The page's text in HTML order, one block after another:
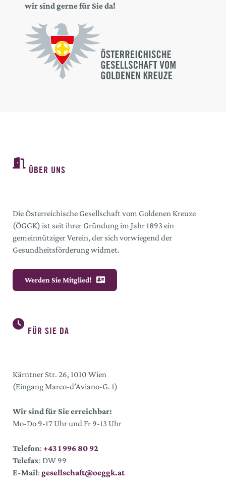
wir sind gerne für Sie da!
ÜBER UNS
Die Österreichische Gesellschaft vom Goldenen Kreuze
(ÖGGK) ist seit ihrer Gründung im Jahr 1893 ein
gemeinnütziger Verein, der sich vorwiegend der
Gesundheitsförderung widmet.
Werden Sie Mitglied!
FÜR SIE DA
Kärntner Str. 26, 1010 Wien
(Eingang Marco-d’Aviano-G. 1)
Wir sind für Sie erreichbar:
Mo-Do 9-17 Uhr und Fr 9-13 Uhr
Telefon: +43 1 996 80 92
Telefax: DW 99
E-Mail: gesellschaft@oeggk.at